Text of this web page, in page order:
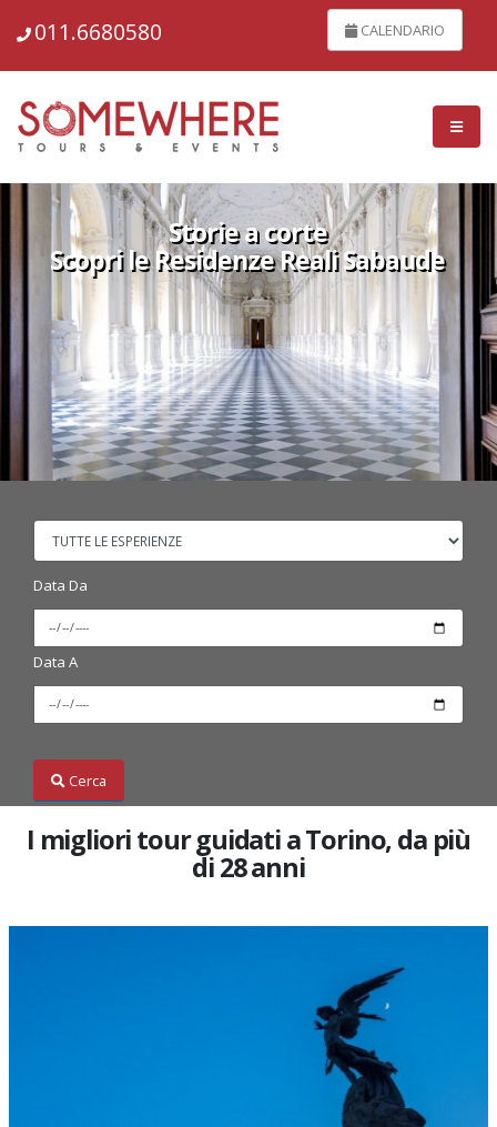
011.6680580 CALENDARIO
Storie a corte
Scopri le Residenze Reali Sabaude
Data Da
Data A
Cerca
I migliori tour guidati a Torino, da più
di 28 anni